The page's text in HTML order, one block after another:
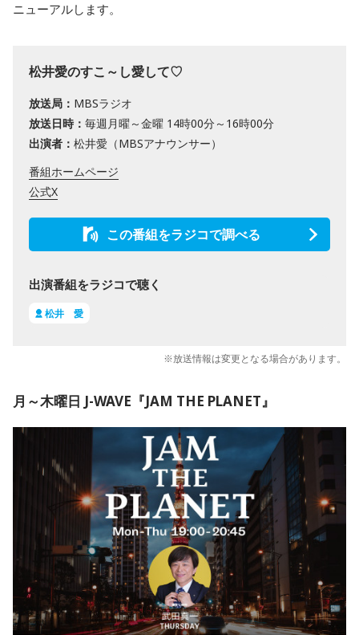
ニューアルします。
松井愛のすこ～し愛して♡
放送局： MBSラジオ
放送日時： 毎週月曜～金曜 14時00分～16時00分
出演者： 松井愛（MBSアナウンサー）
番組ホームページ
公式X
この番組をラジコで調べる
出演番組をラジコで聴く
松井 愛
※放送情報は変更となる場合があります。
月～木曜日 J-WAVE『JAM THE PLANET』